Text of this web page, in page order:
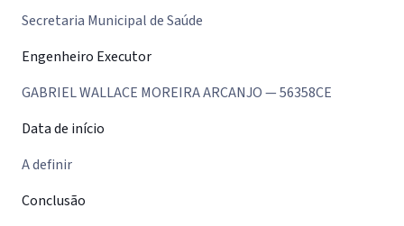
Secretaria Municipal de Saúde
Engenheiro Executor
GABRIEL WALLACE MOREIRA ARCANJO — 56358CE
Data de início
A definir
Conclusão